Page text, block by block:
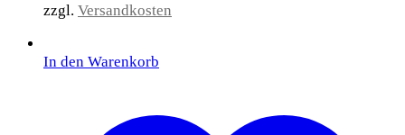
zzgl. Versandkosten
In den Warenkorb